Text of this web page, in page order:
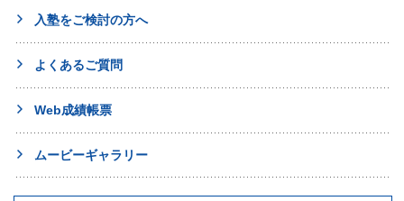
入塾をご検討の方へ
よくあるご質問
Web成績帳票
ムービーギャラリー